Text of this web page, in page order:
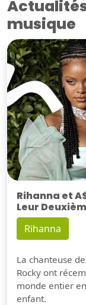
musique
Rihanna et
Leur
Rihanna
La chanteuse
Rocky ont
monde entier
enfant.